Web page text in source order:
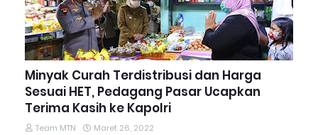
Minyak Curah Terdistribusi dan Harga
Sesuai HET, Pedagang Pasar Ucapkan
Terima Kasih ke Kapolri
Team MTN Maret 26, 2022